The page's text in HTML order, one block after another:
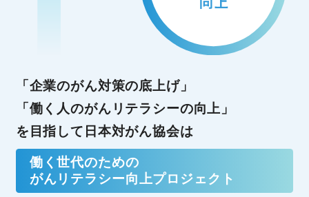
「企業のがん対策の底上げ」
「働く人のがんリテラシーの向上」
を目指して日本対がん協会は
働く世代のための
がんリテラシー向上プロジェクト